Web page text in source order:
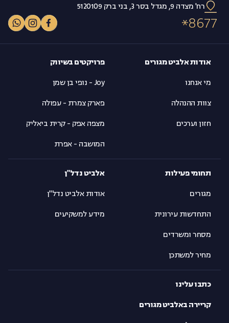
רח' מצדה 9, מגדל בסר 3, בני ברק 5120109
8677
אודות אלביט מגורים
מי אנחנו
צוות ההנהלה
חזון וערכים
פרויקטים בשיווק
Joy - נופי בן שמן
פארק צמרת - עפולה
מצפה אפק - קרית ביאליק
המושבה - אפרת
תחומי פעילות
מגורים
התחדשות עירונית
מסחר ומשרדים
מחיר למשתכן
אלביט נדל"ן
אודות אלביט נדל"ן
מידע למשקיעים
כתבו עלינו
קריירה באלביט מגורים